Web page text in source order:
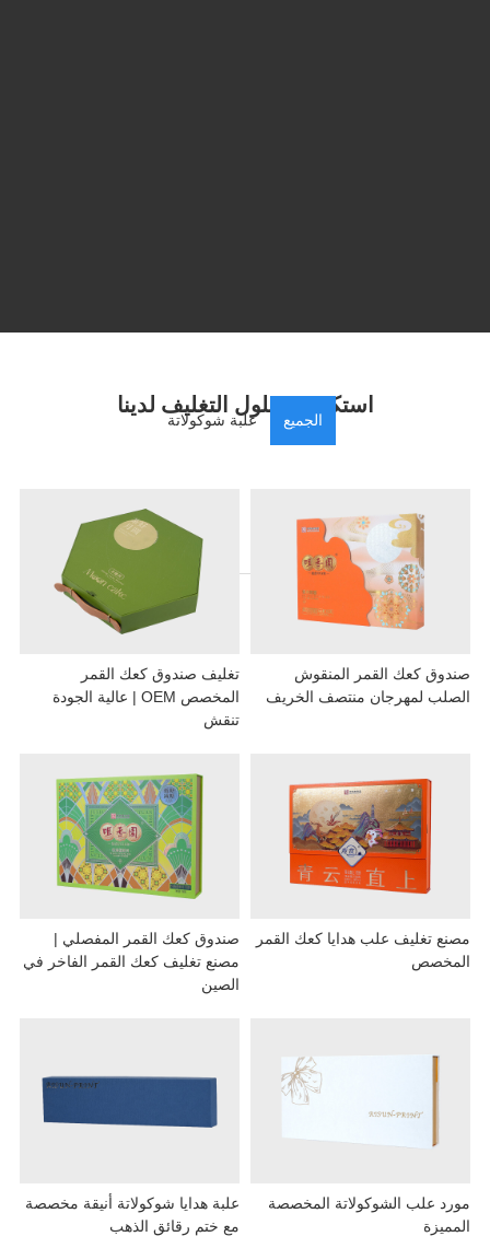
استكشف حلول التغليف لدينا
علبة شوكولاتة
كعك القمر المنقوش
لمهرجان منتصف الخريف
تغليف صندوق كعك القمر
المخصص OEM | عالية الجودة
تغليف علب هدايا كعك القمر
صندوق كعك القمر المفصلي |
مصنع تغليف كعك القمر الفاخر في
علب الشوكولاتة المخصصة
علبة هدايا شوكولاتة أنيقة مخصصة
مع ختم رقائق الذهب